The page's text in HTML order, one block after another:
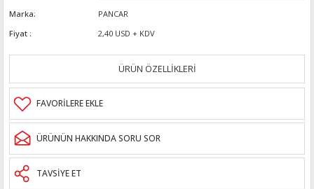
Marka
PANCAR
Fiyat
2,40 USD + KDV
ÜRÜN ÖZELLİKLERİ
ÜRÜNÜN HAKKINDA SORU SOR
TAVSİYE ET